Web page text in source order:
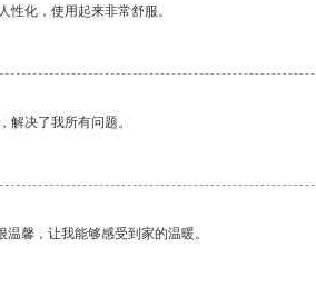
性化，使用起来非常舒服。
解决了我所有问题。
馨，让我能够感受到家的温暖。